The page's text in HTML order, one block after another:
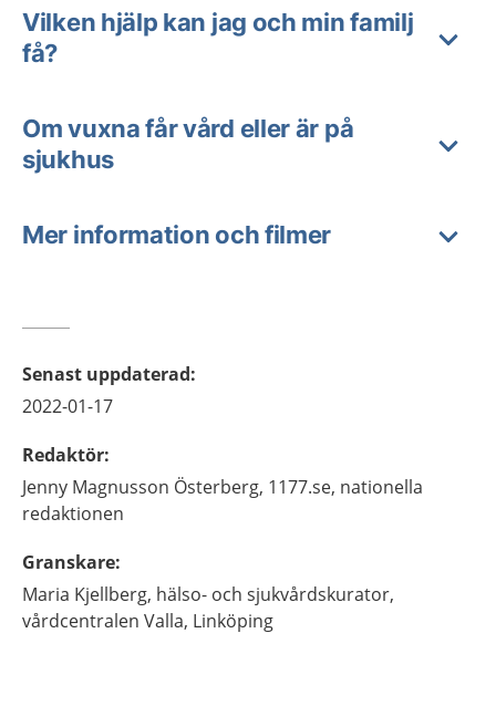
Vilken hjälp kan jag och min familj
få?
Om vuxna får vård eller är på
sjukhus
Mer information och filmer
Senast uppdaterad:
2022-01-17
Redaktör:
Jenny Magnusson Österberg, 1177.se, nationella
redaktionen
Granskare:
Maria Kjellberg, hälso- och sjukvårdskurator,
vårdcentralen Valla, Linköping